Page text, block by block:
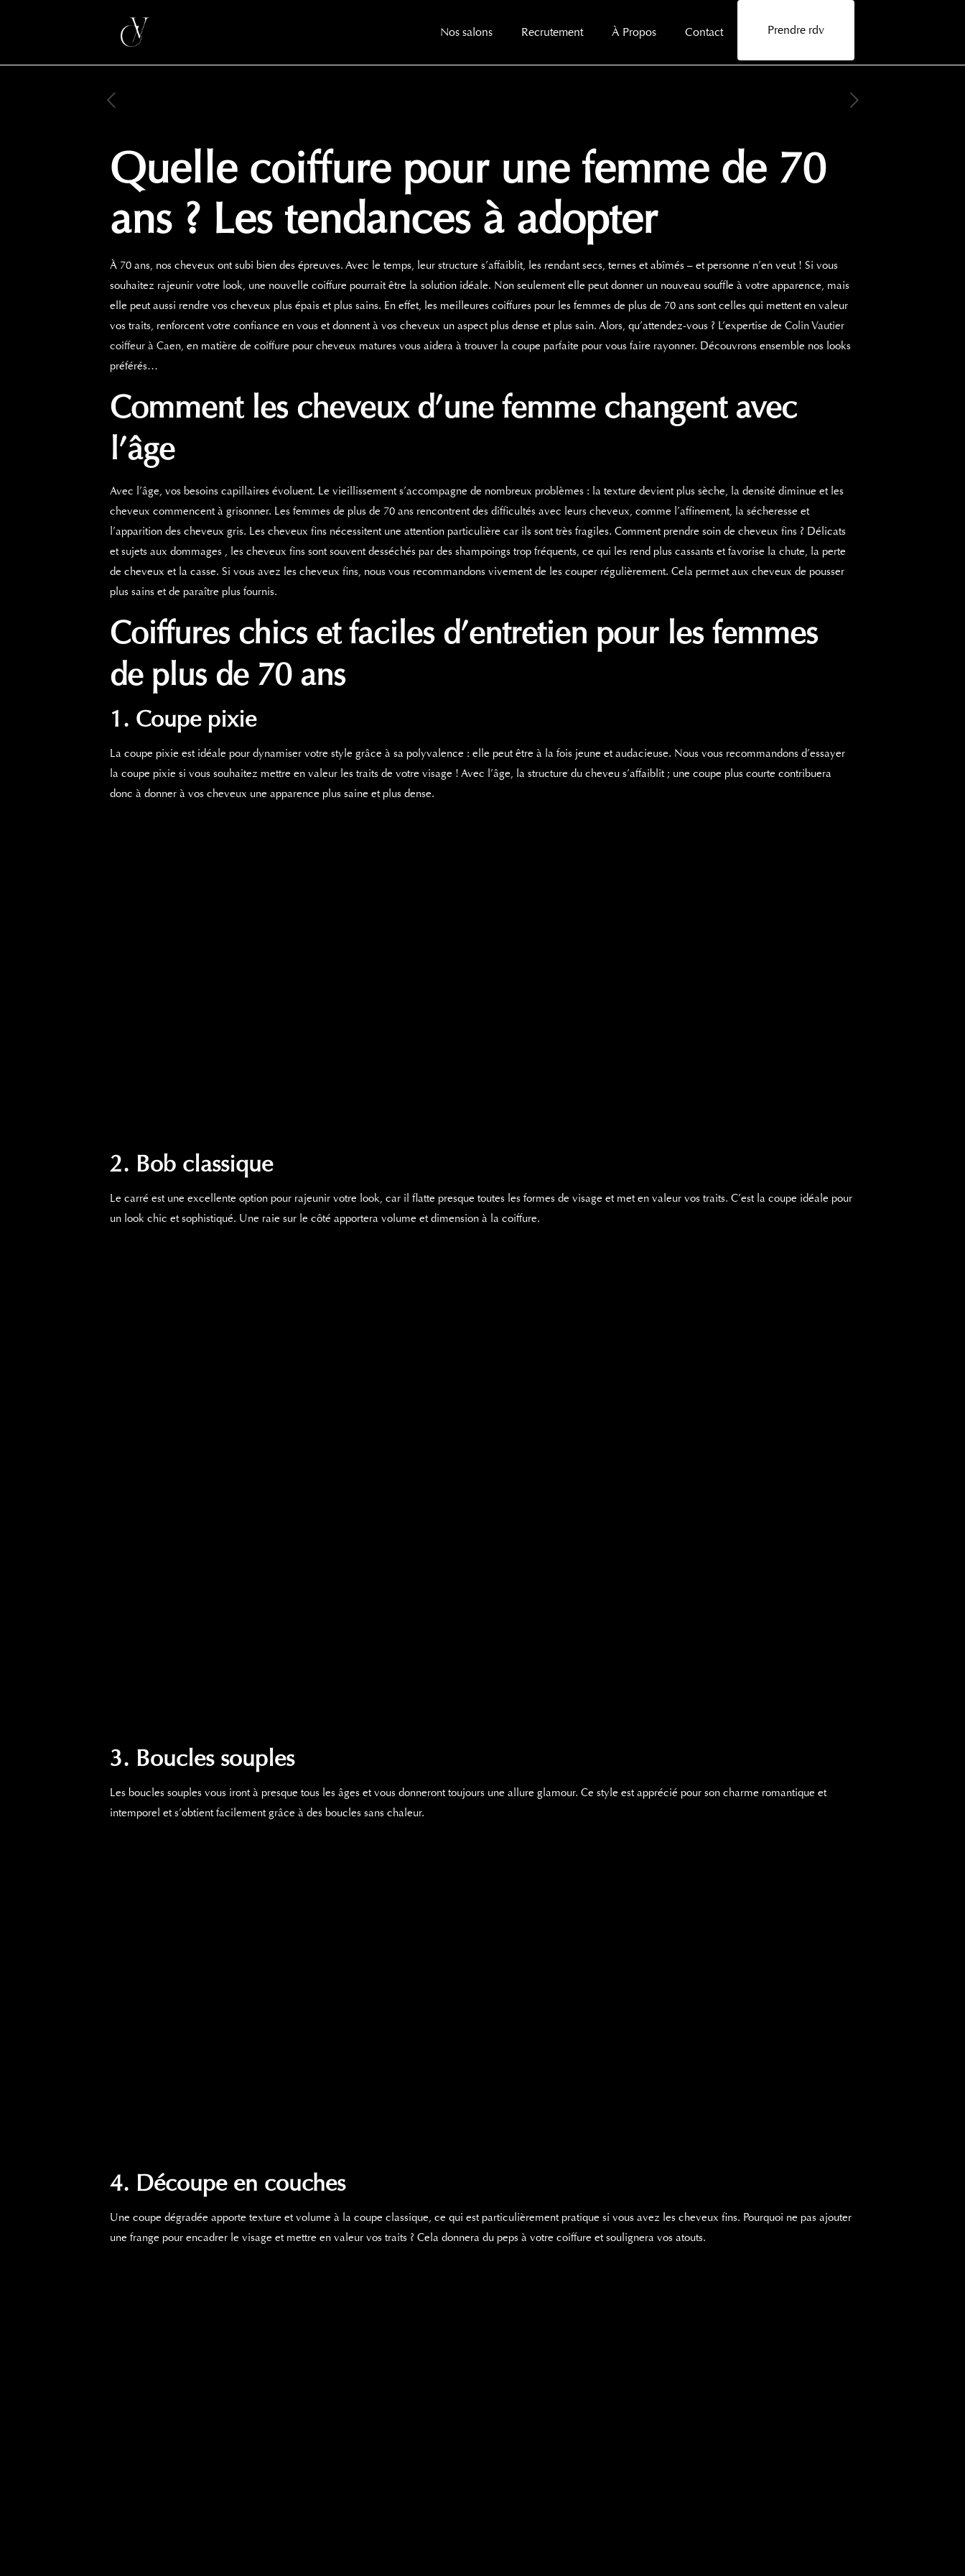
Nos salons Recrutement À Propos Contact Prendre rdv
Quelle coiffure pour une femme de 70
ans ? Les tendances à adopter
À 70 ans, nos cheveux ont subi bien des épreuves. Avec le temps, leur structure s’affaiblit, les rendant secs, ternes et abîmés – et personne n’en veut ! Si vous
souhaitez rajeunir votre look, une nouvelle coiffure pourrait être la solution idéale. Non seulement elle peut donner un nouveau souffle à votre apparence, mais
elle peut aussi rendre vos cheveux plus épais et plus sains. En effet, les meilleures coiffures pour les femmes de plus de 70 ans sont celles qui mettent en valeur
vos traits, renforcent votre confiance en vous et donnent à vos cheveux un aspect plus dense et plus sain. Alors, qu’attendez-vous ? L’expertise de Colin Vautier
coiffeur à Caen, en matière de coiffure pour cheveux matures vous aidera à trouver la coupe parfaite pour vous faire rayonner. Découvrons ensemble nos looks
préférés…
Comment les cheveux d’une femme changent avec
l’âge
Avec l’âge, vos besoins capillaires évoluent. Le vieillissement s’accompagne de nombreux problèmes : la texture devient plus sèche, la densité diminue et les
cheveux commencent à grisonner. Les femmes de plus de 70 ans rencontrent des difficultés avec leurs cheveux, comme l’affinement, la sécheresse et
l’apparition des cheveux gris. Les cheveux finsnécessitent une attention particulière car ils sont très fragiles. Comment prendre soin de cheveux fins ? Délicats
et sujets aux dommages , les cheveux fins sont souvent desséchés par des shampoings trop fréquents, ce qui les rend plus cassants et favorise la chute, la perte
de cheveux et la casse. Si vous avez les cheveux fins, nous vous recommandons vivement de les couper régulièrement. Cela permet aux cheveux de pousser
plus sains et de paraître plus fournis.
Coiffures chics et faciles d’entretien pour les femmes
de plus de 70 ans
1. Coupe pixie
La coupe pixie est idéale pour dynamiser votre style grâce à sa polyvalence : elle peut être à la fois jeune et audacieuse. Nous vous recommandons d’essayer
la coupe pixie si vous souhaitez mettre en valeur les traits de votre visage ! Avec l’âge, la structure du cheveu s’affaiblit ; une coupe plus courte contribuera
donc à donner à vos cheveux une apparence plus saine et plus dense.
2. Bob classique
Le carré est une excellente option pour rajeunir votre look, car il flatte presque toutes les formes de visage et met en valeur vos traits. C’est la coupe idéale pour
un look chic et sophistiqué. Une raie sur le côté apportera volume et dimension à la coiffure.
3. Boucles souples
Les boucles souples vous iront à presque tous les âges et vous donneront toujours une allure glamour. Ce style est apprécié pour son charme romantique et
intemporel et s’obtient facilement grâce à des boucles sans chaleur.
4. Découpe en couches
Une coupe dégradée apporte texture et volume à la coupe classique, ce qui est particulièrement pratique si vous avez les cheveux fins. Pourquoi ne pas ajouter
une frange pour encadrer le visage et mettre en valeur vos traits ? Cela donnera du peps à votre coiffure et soulignera vos atouts.